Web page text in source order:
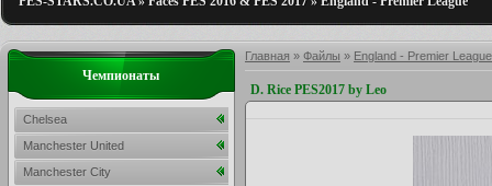
Главная » Файлы » England - Premier League
D. Rice PES2017 by Leo
Чемпионаты
Chelsea
Manchester United
Manchester City